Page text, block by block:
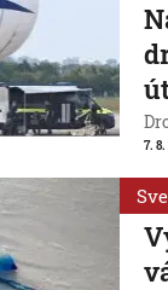
7.